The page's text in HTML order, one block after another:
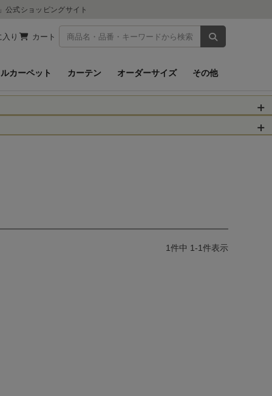
式ショッピングサイト
り カート 商品を検索
カーペット カーテン オーダーサイズ その他
のお届けに遅れが
がございます。
1件中 1-1件表示